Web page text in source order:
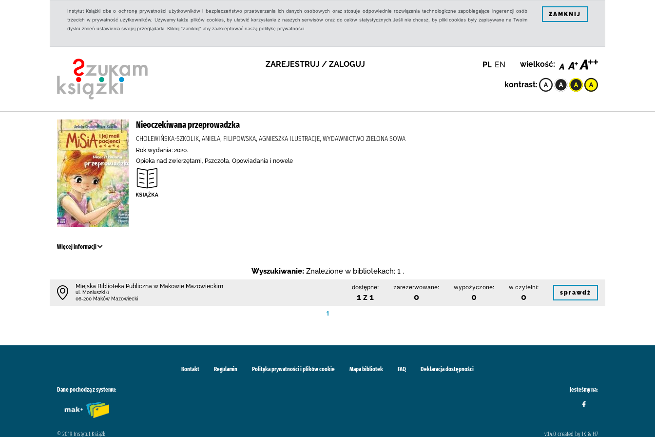
Instytut Książki dba o ochronę prywatności użytkowników i bezpieczeństwo przetwarzania ich danych osobowych oraz stosuje odpowiednie rozwiązania technologiczne zapobiegające ingerencji osób
trzecich w prywatność użytkowników. Używamy także plików cookies, by ułatwić korzystanie z naszych serwisów oraz do celów statystycznych.Jeśli nie chcesz, by pliki cookies były zapisywane na Twoim
dysku zmień ustawienia swojej przeglądarki. Kliknij "Zamknij" aby zaakceptować naszą politykę prywatności.
ZAMKNIJ
ZAREJESTRUJ / ZALOGUJ PL EN wielkość:
kontrast:
Nieoczekiwana przeprowadzka
CHOLEWIŃSKA-SZKOLIK, ANIELA, FILIPOWSKA, AGNIESZKA ILUSTRACJE, WYDAWNICTWO ZIELONA SOWA
Rok wydania: 2020.
Opieka nad zwierzętami, Pszczoła, Opowiadania i nowele
Więcej informacji
Wyszukiwanie: Znalezione w bibliotekach: 1 .
Miejska Biblioteka Publiczna w Makowie Mazowieckim
ul. Moniuszki 6
06-200 Maków Mazowiecki
dostępne:
1 z 1
zarezerwowane:
0
wypożyczone:
0
w czytelni:
0 sprawdź
1
Kontakt Regulamin Polityka prywatności i plików cookie Mapa bibliotek FAQ Deklaracja dostępności
Dane pochodzą z systemu: Jesteśmy na:
© 2019 Instytut Książki v.1.4.0 created by IK & H7